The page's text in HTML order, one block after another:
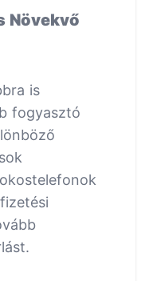
Növekvő
is
fogyasztó